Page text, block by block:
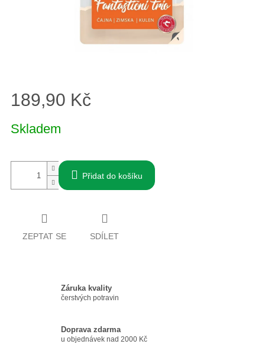
189,90 Kč
cena:
Skladem
Přidat do košíku
ZEPTAT SE SDÍLET
Záruka kvality
čerstvých potravin
Doprava zdarma
u objednávek nad 2000 Kč